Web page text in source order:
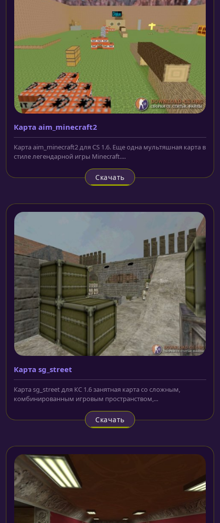
Карта aim_minecraft2
Карта aim_minecraft2 для CS 1.6. Еще одна мультяшная карта в
стиле легендарной игры Minecraft....
Скачать
Карта sg_street
Карта sg_street для КС 1.6 занятная карта со сложным,
комбинированным игровым пространством,...
Скачать